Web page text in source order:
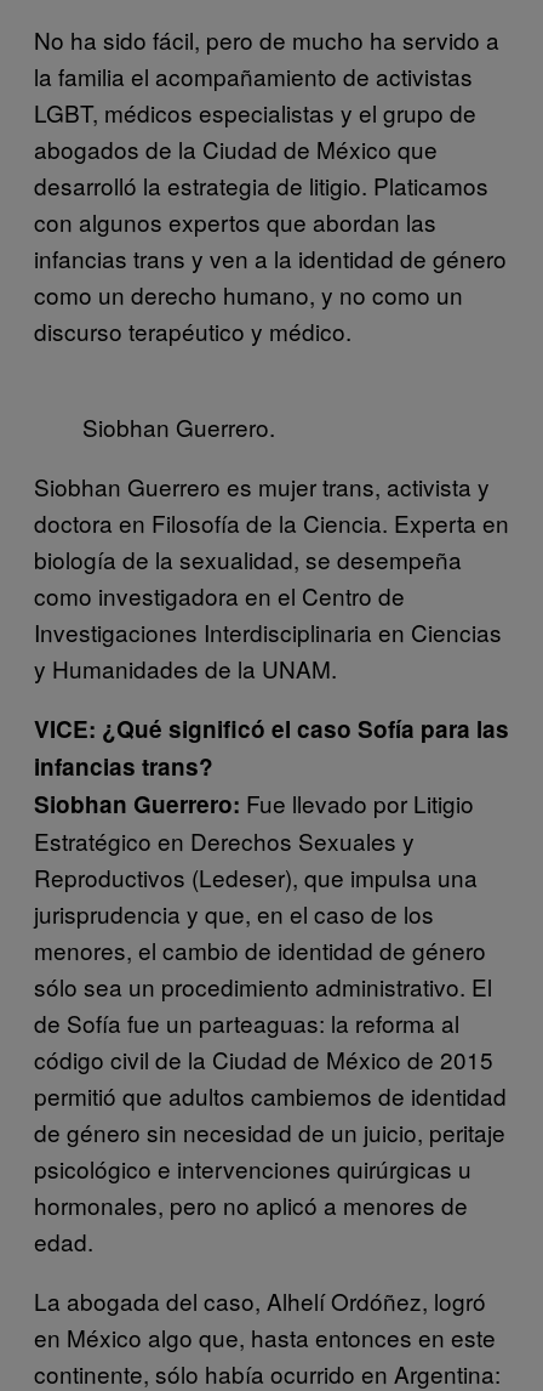
No ha sido fácil, pero de mucho ha servido a
la familia el acompañamiento de activistas
LGBT, médicos especialistas y el grupo de
abogados de la Ciudad de México que
desarrolló la estrategia de litigio. Platicamos
con algunos expertos que abordan las
infancias trans y ven a la identidad de género
como un derecho humano, y no como un
discurso terapéutico y médico.
Siobhan Guerrero.
Siobhan Guerrero es mujer trans, activista y
doctora en Filosofía de la Ciencia. Experta en
biología de la sexualidad, se desempeña
como investigadora en el Centro de
Investigaciones Interdisciplinaria en Ciencias
y Humanidades de la UNAM.
VICE: ¿Qué significó el caso Sofía para las
infancias trans?
Siobhan Guerrero: Fue llevado por Litigio
Estratégico en Derechos Sexuales y
Reproductivos (Ledeser), que impulsa una
jurisprudencia y que, en el caso de los
menores, el cambio de identidad de género
sólo sea un procedimiento administrativo. El
de Sofía fue un parteaguas: la reforma al
código civil de la Ciudad de México de 2015
permitió que adultos cambiemos de identidad
de género sin necesidad de un juicio, peritaje
psicológico e intervenciones quirúrgicas u
hormonales, pero no aplicó a menores de
edad.
La abogada del caso, Alhelí Ordóñez, logró
en México algo que, hasta entonces en este
continente, sólo había ocurrido en Argentina: